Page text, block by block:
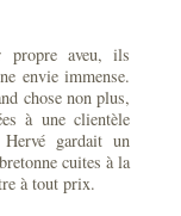
aveu, ils
envie immense.
chose non plus,
à une clientèle
gardait un
cuites à la
à tout prix.